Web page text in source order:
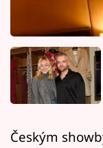
Filmový
Pořady
Mámy sobě
Českým